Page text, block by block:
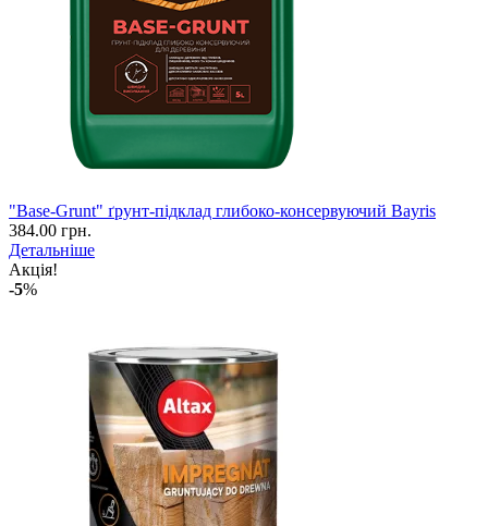
"Base-Grunt" ґрунт-підклад глибоко-консервуючий Bayris
384.00 грн.
Детальніше
Акція!
-5%